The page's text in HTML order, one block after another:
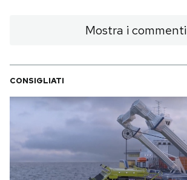
Mostra i commenti
CONSIGLIATI